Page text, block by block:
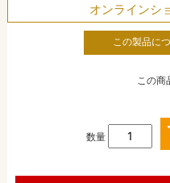
オンラインシ
この製品に
この商
数量